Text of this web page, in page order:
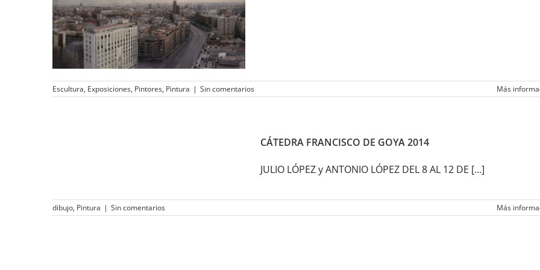
Realistas de Madrid
Escultura, Exposiciones, Pintores, Pintura | Sin comentarios Más
CÁTEDRA FRANCISCO DE GOYA 2014
JULIO LÓPEZ y ANTONIO LÓPEZ DEL 8 AL 12 DE [...]
dibujo, Pintura | Sin comentarios Más